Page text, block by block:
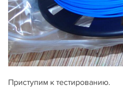
Приступим к тестированию.